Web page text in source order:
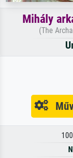
Mihály
(The